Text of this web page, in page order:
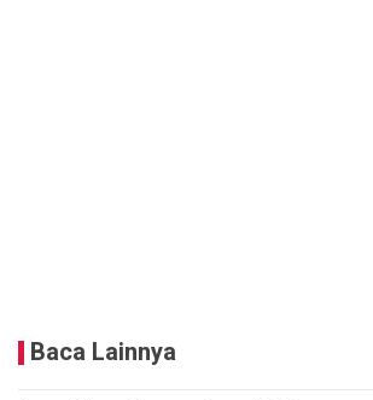
Baca Lainnya